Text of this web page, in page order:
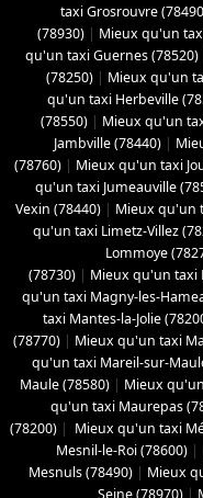
taxi Grosrouvre
(78930) | Mieux qu'un
qu'un taxi Guernes (78520)
(78250) | Mieux qu'un
qu'un taxi Herbeville
(78550) | Mieux qu'un
Jambville (78440) |
(78760) | Mieux qu'un taxi
qu'un taxi Jumeauville
Vexin (78440) | Mieux qu'un
qu'un taxi Limetz-Villez
Lommoye
(78730) | Mieux qu'un taxi
qu'un taxi Magny-les-
taxi Mantes-la-Jolie
(78770) | Mieux qu'un taxi
qu'un taxi Mareil-sur-
Maule (78580) | Mieux
qu'un taxi Maurepas
(78200) | Mieux qu'un taxi
Mesnil-le-Roi (78600) |
Mesnuls (78490) | Mieux
Seine (78970) |